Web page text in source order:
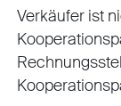
Verkäufer ist